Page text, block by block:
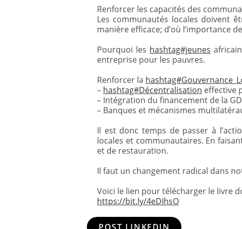
Renforcer les capacités des
Les communautés locales doivent
manière efficace; d’où l’importance
Pourquoi les hashtag#jeunes
entreprise pour les pauvres.
Renforcer la
– hashtag#Décentralisation effective
– Intégration du financement de la
– Banques et mécanismes
Il est donc temps de passer à
locales et communautaires. En
et de restauration.
Il faut un changement radical dans
Voici le lien pour télécharger le livre
https://bit.ly/4eDIhsO
POST LINKEDIN